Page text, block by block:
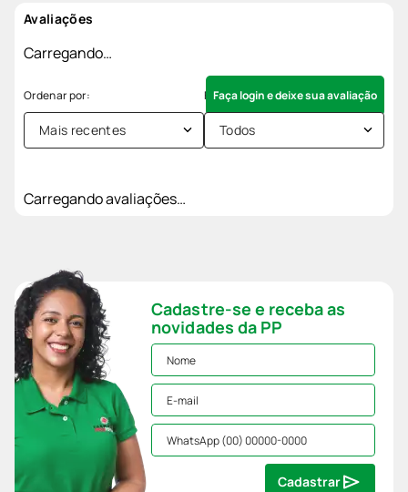
Avaliações
Carregando…
Faça login e deixe sua avaliação
Mais recentes Todos
Carregando avaliações…
Cadastre-se e receba as
novidades da PP
Cadastrar